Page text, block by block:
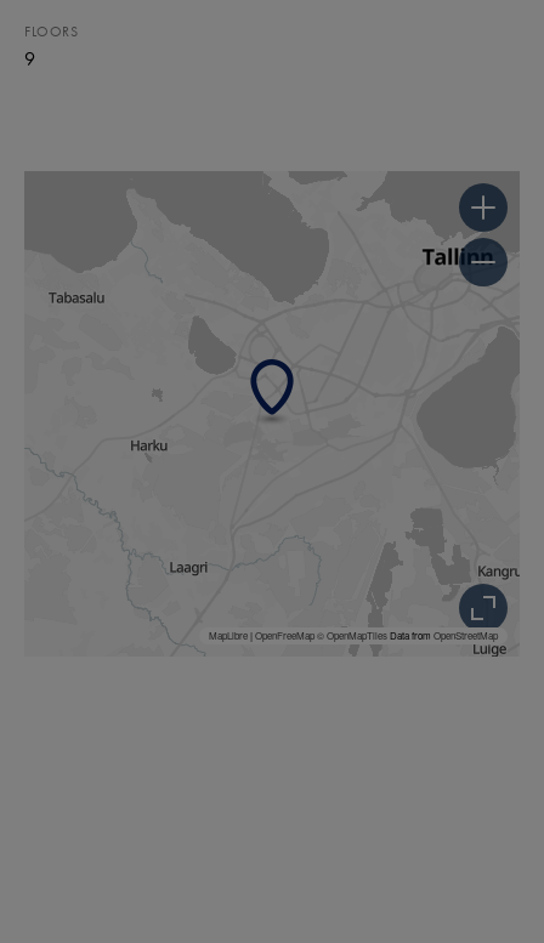
FLOORS
9
MapLibre|OpenFreeMap© OpenMapTilesData from OpenStreetMap